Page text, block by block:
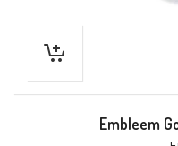
Embleem